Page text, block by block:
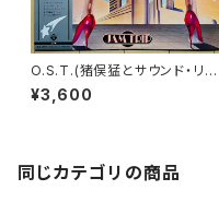
O.S.T.(猪俣猛とサウンド・リミ
テッド) / うる星やつら(JAM TR
IP)
¥3,600
同じカテゴリの商品